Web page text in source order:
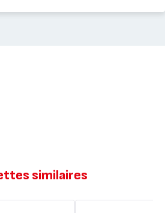
similaires